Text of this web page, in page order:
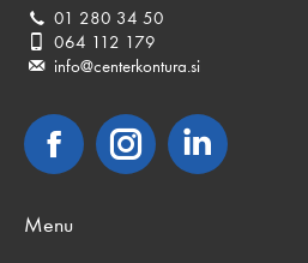
01 280 34 50
064 112 179
info@centerkontura.si
Facebook
InstagramLinkedin
Menu